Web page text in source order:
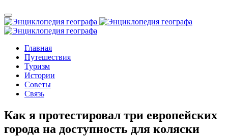
Главная
Путешествия
Туризм
Истории
Советы
Связь
Как я протестировал три европейских
города на доступность для коляски